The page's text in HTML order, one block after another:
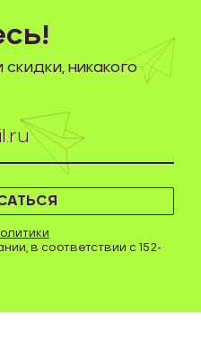
в соответствии с 152-
никакого